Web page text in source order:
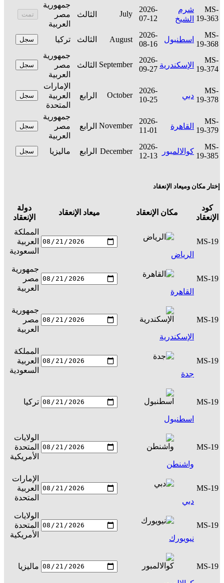
MS-
19-363
شرم
الشيخ
2026-
07-12
July الثالث
جمهورية
مصر
العربية
تمت
MS-
19-368
اسطنبول
2026-
08-16
August الثالث تركيا سجل
MS-
19-374 الإسكندرية
2026-
09-27
September الثالث
جمهورية
مصر
العربية
سجل
MS-
19-378 دبي
2026-
10-25
October الرابع
الإمارات
العربية
المتحدة
سجل
MS-
19-379 القاهرة
2026-
11-01
November الرابع
جمهورية
مصر
العربية
سجل
MS-
19-385
كوالالمبور
2026-
12-13
December الرابع ماليزيا سجل
إختار مكان وميعاد الإنعقاد
كود
الإنعقاد
مكان الإنعقاد ميعاد الإنعقاد
دولة
الإنعقاد
MS-19
الرياض
المملكة
العربية
السعودية
MS-19
القاهرة
جمهورية
مصر
العربية
MS-19
الإسكندرية
جمهورية
مصر
العربية
MS-19
جدة
المملكة
العربية
السعودية
MS-19
اسطنبول
تركيا
MS-19
واشنطن
الولايات
المتحدة
الأمريكية
MS-19
دبي
الإمارات
العربية
المتحدة
MS-19
نيويورك
الولايات
المتحدة
الأمريكية
MS-19
ماليزيا